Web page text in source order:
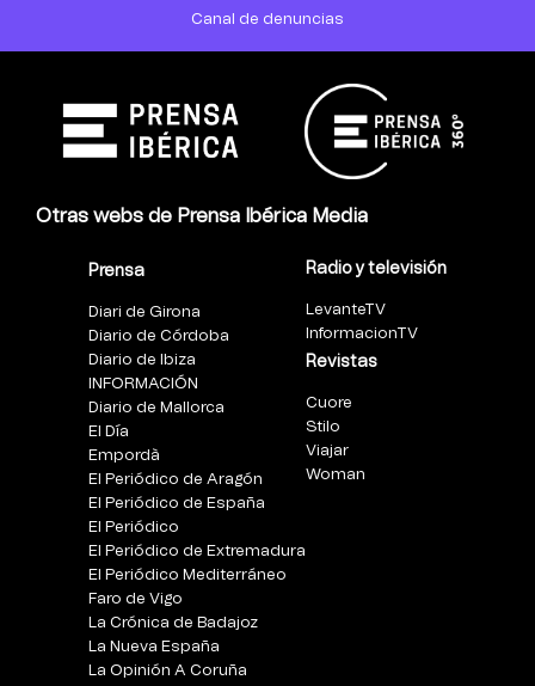
Canal de denuncias
Otras webs de Prensa Ibérica Media
Prensa
Diari de Girona
Diario de Córdoba
Diario de Ibiza
INFORMACIÓN
Diario de Mallorca
El Día
Empordà
El Periódico de Aragón
El Periódico de España
El Periódico
El Periódico de Extremadura
El Periódico Mediterráneo
Faro de Vigo
La Crónica de Badajoz
La Nueva España
La Opinión A Coruña
Radio y televisión
LevanteTV
InformacionTV
Revistas
Cuore
Stilo
Viajar
Woman